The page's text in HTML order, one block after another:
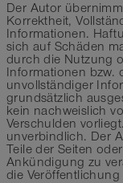
Der Autor
Korrektheit,
Informationen.
sich auf Schäden
durch die Nutzung
Informationen bzw.
unvollständiger
grundsätzlich
kein nachweislich
Verschulden
unverbindlich. Der
Teile der Seiten
Ankündigung zu
die